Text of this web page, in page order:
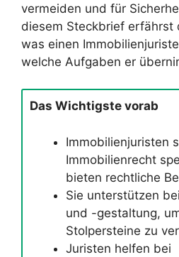
vermeiden und für
diesem Steckbrief erfährst
was einen
welche Aufgaben er
Das Wichtigste vorab
Immobilienjuristen
Immobilienrecht
bieten rechtliche
Sie unterstützen
und -gestaltung,
Stolpersteine zu
Juristen helfen bei